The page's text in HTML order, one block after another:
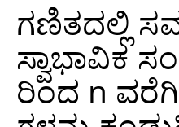
ಗಣಿತದಲ್ಲಿ
ಸ್ವಾಭಾವಿಕ
ರಿಂದ n